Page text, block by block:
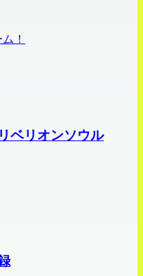
！
ベリオンソウル